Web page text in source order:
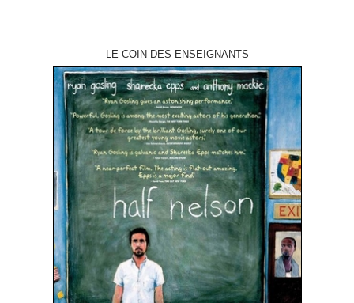
LE COIN DES ENSEIGNANTS